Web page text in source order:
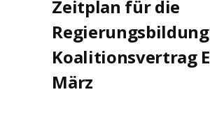
Zeitplan für die
Koalitionsvertrag
März